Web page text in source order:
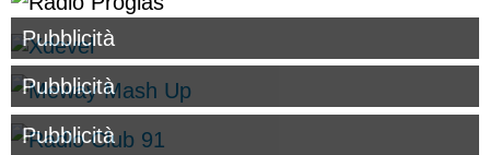
Pubblicità
Pubblicità
Pubblicità